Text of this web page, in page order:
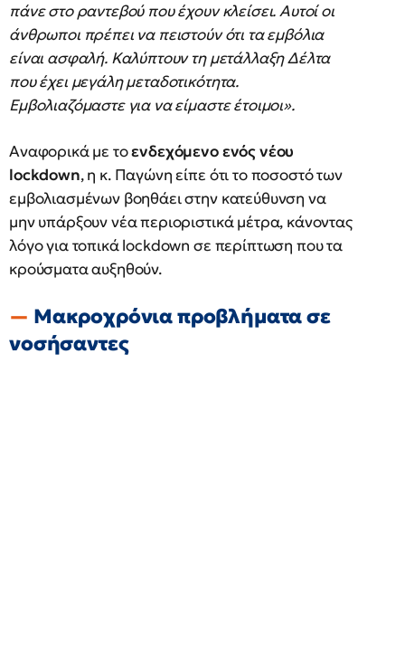
πάνε στο ραντεβού που έχουν κλείσει. Αυτοί οι
άνθρωποι πρέπει να πειστούν ότι τα εμβόλια
είναι ασφαλή. Καλύπτουν τη μετάλλαξη Δέλτα
που έχει μεγάλη μεταδοτικότητα.
Εμβολιαζόμαστε για να είμαστε έτοιμοι».
Αναφορικά με τοενδεχόμενο ενός νέου
lockdown, η κ. Παγώνη είπε ότι το ποσοστό των
εμβολιασμένων βοηθάει στην κατεύθυνση να
μην υπάρξουν νέα περιοριστικά μέτρα, κάνοντας
λόγο για τοπικά lockdown σε περίπτωση που τα
κρούσματα αυξηθούν.
Μακροχρόνια προβλήματα σε
νοσήσαντες